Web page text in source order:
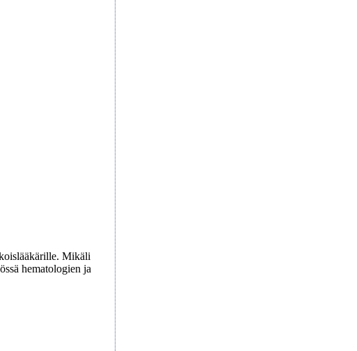
Mikäli
hematologien ja